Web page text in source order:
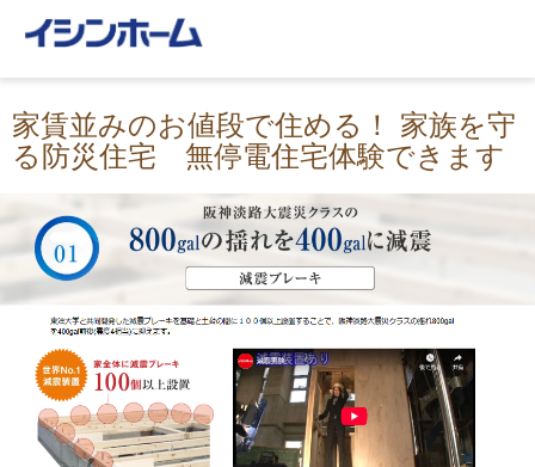
家賃並みのお値段で住める！ 家族を守
る防災住宅 無停電住宅体験できます